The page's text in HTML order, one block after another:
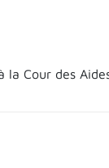
la Cour des